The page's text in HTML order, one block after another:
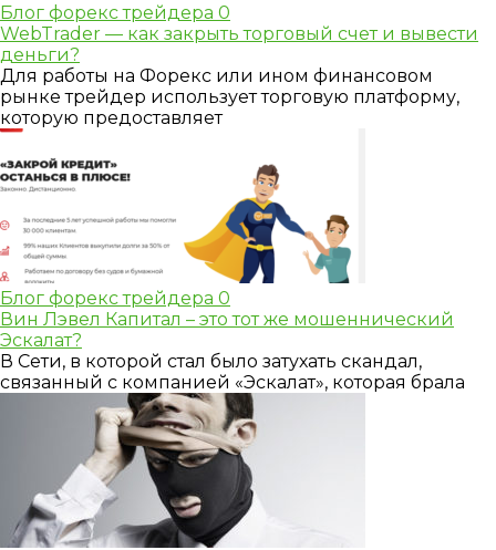
Блог форекс трейдера 0
WebTrader — как закрыть торговый счет и вывести
деньги?
Для работы на Форекс или ином финансовом
рынке трейдер использует торговую платформу,
которую предоставляет
Блог форекс трейдера 0
Вин Лэвел Капитал – это тот же мошеннический
Эскалат?
В Сети, в которой стал было затухать скандал,
связанный с компанией «Эскалат», которая брала